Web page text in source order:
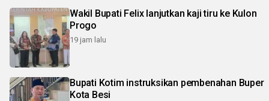
Wakil Bupati Felix lanjutkan kaji tiru ke Kulon
Progo
19 jam lalu
Bupati Kotim instruksikan pembenahan Buper
Kota Besi